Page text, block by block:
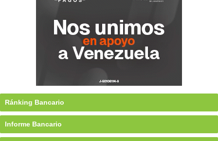
Ránking Bancario
Informe Bancario